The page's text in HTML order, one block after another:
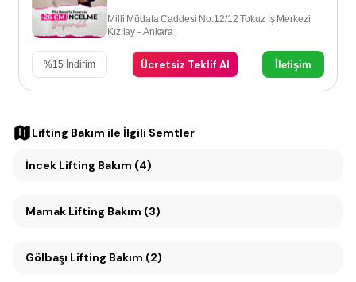
Milli Müdafa Caddesi No:12/12 Tokuz İş Merkezi
Kızılay - Ankara
%15 İndirim Ücretsiz Teklif Al İletişim
Lifting Bakım ile İlgili Semtler
İncek Lifting Bakım (4)
Mamak Lifting Bakım (3)
Gölbaşı Lifting Bakım (2)